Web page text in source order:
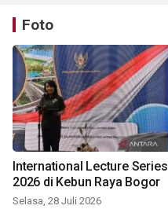
Foto
International Lecture Series
2026 di Kebun Raya Bogor
Selasa, 28 Juli 2026